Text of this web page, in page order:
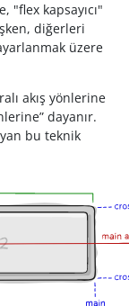
"flex kapsayıcı"
diğerleri
üzere
akış yönlerine
dayanır.
bu teknik